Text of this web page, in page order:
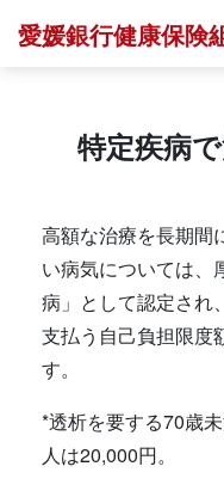
愛媛銀行健康保険
特定疾病
高額な治療を長期間
い病気については、
病」として認定され
支払う自己負担限度
す。
*透析を要する70歳
人は20,000円。